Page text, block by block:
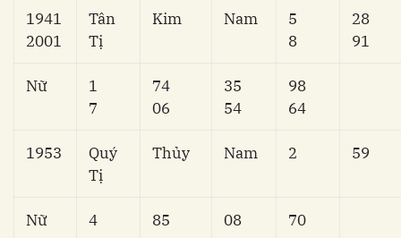
1941
2001
Tân
Tị
Kim Nam
5
8
28
91
Nữ
1
7
74
06
35
54
98
64
1953
Quý
Tị
Thủy Nam 2 59
Nữ 4 85 08 70